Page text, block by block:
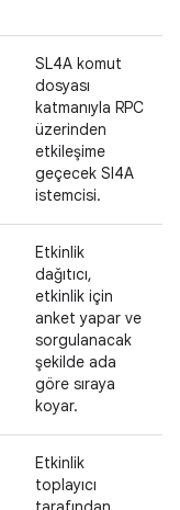
SL4A komut
dosyası
katmanıyla RPC
üzerinden
etkileşime
geçecek Sl4A
istemcisi.
Etkinlik
dağıtıcı,
etkinlik için
anket yapar ve
sorgulanacak
şekilde ada
göre sıraya
koyar.
Etkinlik
toplayıcı